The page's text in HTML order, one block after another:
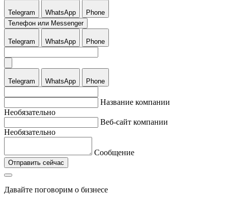
Telegram WhatsApp
Phone
Телефон или Messenger
Telegram WhatsApp Phone
Telegram WhatsApp Phone
Название компании
Необязательно
Веб-сайт компании
Необязательно
Сообщение
Отправить сейчас
Давайте поговорим о бизнесе